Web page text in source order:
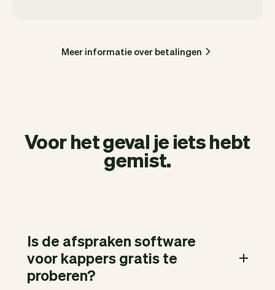
Meer informatie over betalingen
Voor het geval je iets hebt
gemist.
Is de afspraken software
voor kappers gratis te
proberen?